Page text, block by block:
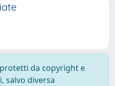
da copyright e
salvo diversa